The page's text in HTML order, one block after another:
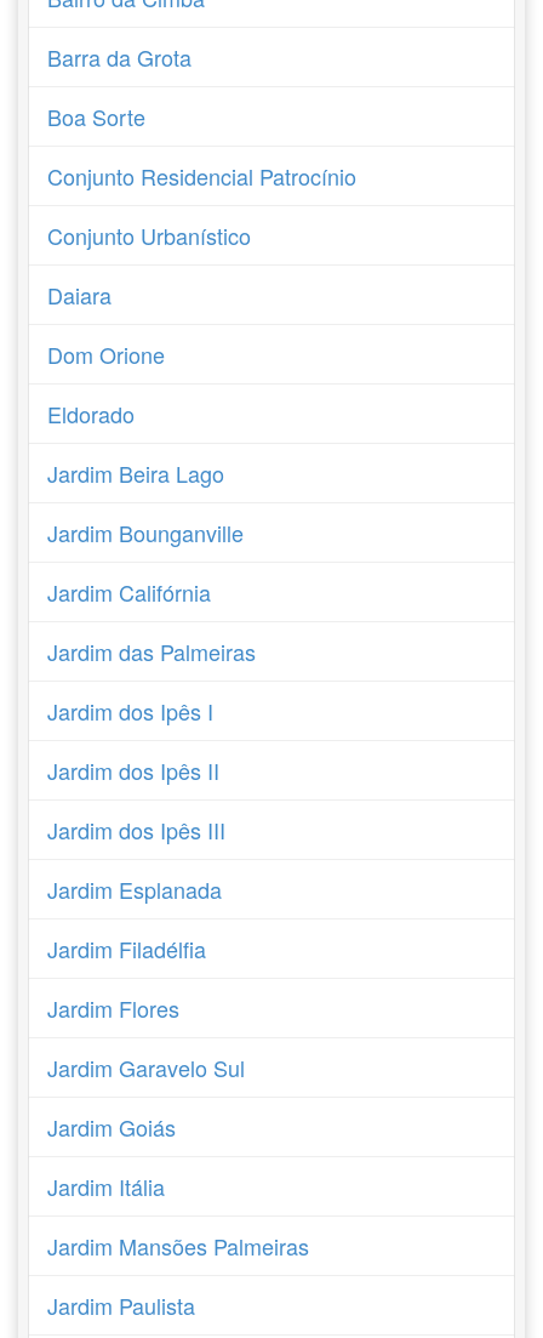
Barra da Grota
Boa Sorte
Conjunto Residencial Patrocínio
Conjunto Urbanístico
Daiara
Dom Orione
Eldorado
Jardim Beira Lago
Jardim Bounganville
Jardim Califórnia
Jardim das Palmeiras
Jardim dos Ipês I
Jardim dos Ipês II
Jardim dos Ipês III
Jardim Esplanada
Jardim Filadélfia
Jardim Flores
Jardim Garavelo Sul
Jardim Goiás
Jardim Itália
Jardim Mansões Palmeiras
Jardim Paulista